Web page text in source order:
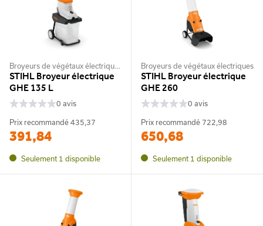
Broyeurs de végétaux électriques
STIHL Broyeur électrique
GHE 135 L
0 avis
Prix recommandé 435,37
391,84
Seulement 1 disponible
Broyeurs de végétaux électriques
STIHL Broyeur électrique
GHE 260
0 avis
Prix recommandé 722,98
650,68
Seulement 1 disponible